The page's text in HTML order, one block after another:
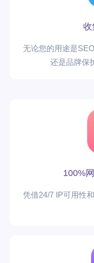
收
无论您的用途是
还是品牌保
100%
凭借24/7 IP可用性